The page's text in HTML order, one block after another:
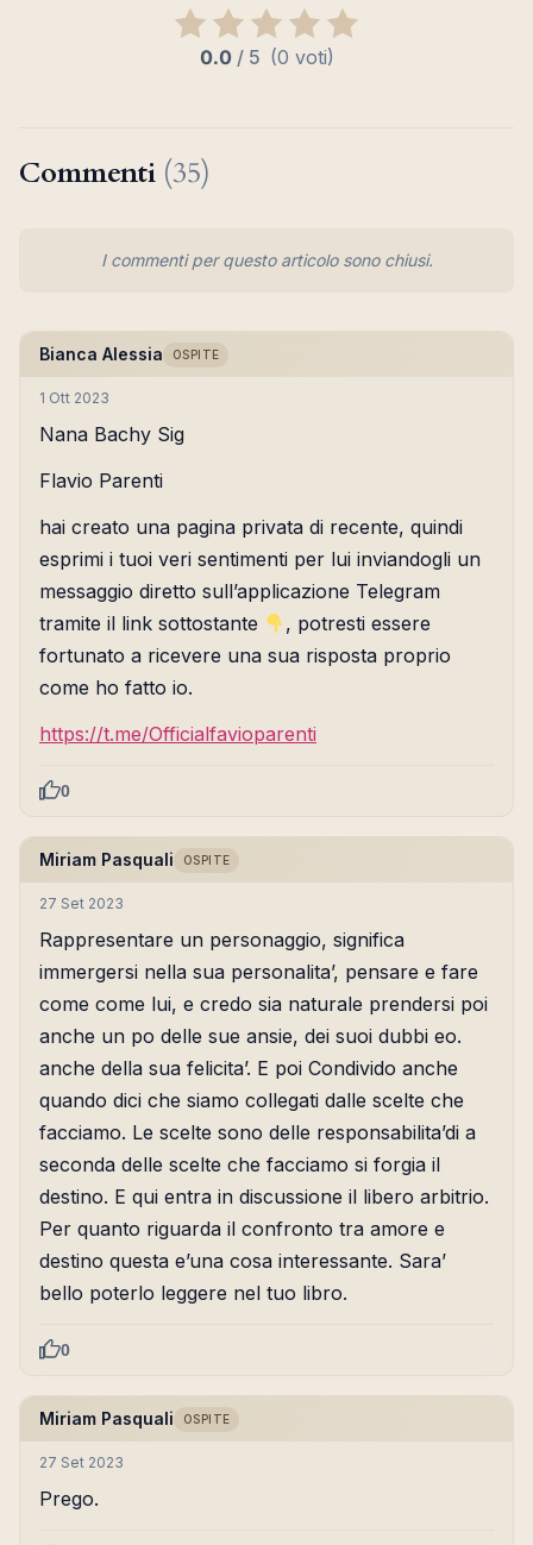
0.0 / 5 (0 voti)
Commenti (35)
I commenti per questo articolo sono chiusi.
Bianca Alessia OSPITE
1 Ott 2023
Nana Bachy Sig
Flavio Parenti
hai creato una pagina privata di recente, quindi
esprimi i tuoi veri sentimenti per lui inviandogli un
messaggio diretto sull’applicazione Telegram
tramite il link sottostante
, potresti essere
fortunato a ricevere una sua risposta proprio
come ho fatto io.
https://t.me/Officialfavioparenti
0
Miriam Pasquali OSPITE
27 Set 2023
Rappresentare un personaggio, significa
immergersi nella sua personalita’, pensare e fare
come come lui, e credo sia naturale prendersi poi
anche un po delle sue ansie, dei suoi dubbi eo.
anche della sua felicita’. E poi Condivido anche
quando dici che siamo collegati dalle scelte che
facciamo. Le scelte sono delle responsabilita’di a
seconda delle scelte che facciamo si forgia il
destino. E qui entra in discussione il libero arbitrio.
Per quanto riguarda il confronto tra amore e
destino questa e’una cosa interessante. Sara’
bello poterlo leggere nel tuo libro.
0
Miriam Pasquali OSPITE
27 Set 2023
Prego.